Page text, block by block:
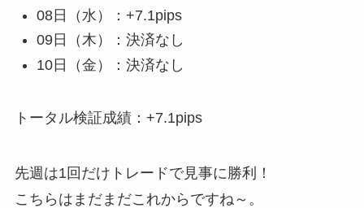
08日（水）：+7.1pips
09日（木）：決済なし
10日（金）：決済なし
トータル検証成績：+7.1pips
先週は1回だけトレードで見事に勝利！
こちらはまだまだこれからですね～。